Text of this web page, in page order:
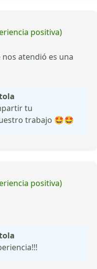
positiva)
atendió es una
tu
trabajo 🤩🤩
positiva)